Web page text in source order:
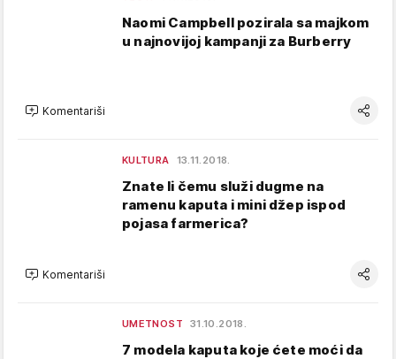
Naomi Campbell pozirala sa majkom
u najnovijoj kampanji za Burberry
Komentariši
KULTURA 13.11.2018.
Znate li čemu služi dugme na
ramenu kaputa i mini džep ispod
pojasa farmerica?
Komentariši
UMETNOST 31.10.2018.
7 modela kaputa koje ćete moći da